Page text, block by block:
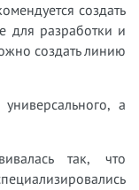
создать
для разработки и
создать линию
а
так, что